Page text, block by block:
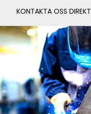
KONTAKTA OSS DIREKT